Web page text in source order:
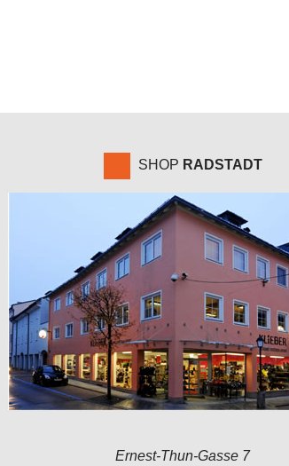
SHOP RADSTADT
Ernest-Thun-Gasse 7